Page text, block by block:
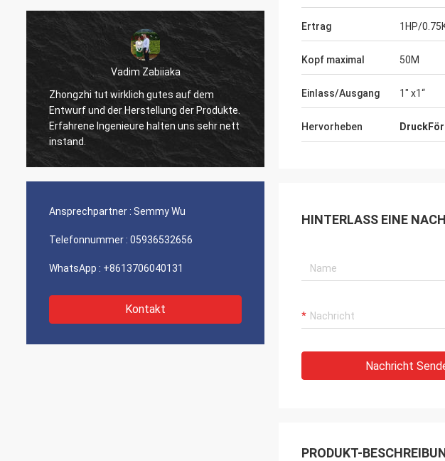
gutes auf dem
der Produkte.
halten uns sehr nett
Mr.Reuben-kimwolo
Gute Qualität, große Hersteller, sind wir
mit Ihren Produkten glücklich.
Haben für
in
adaequat.
Ansprechpartner : Semmy Wu
Telefonnummer : 05936532656
WhatsApp : +8613706040131
Kontakt
Ertrag 1HP/
Kopf maximal 50M
Einlass/Ausgang 1" x1“
Hervorheben
HINTERLASS EINE
Nachricht
PRODUKT-